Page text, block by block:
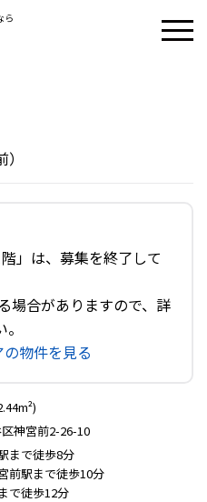
ら
階」は、募集を終了して
場合がありますので、詳
物件を見る
神宮前2-26-10
まで徒歩8分
前駅まで徒歩10分
で徒歩12分